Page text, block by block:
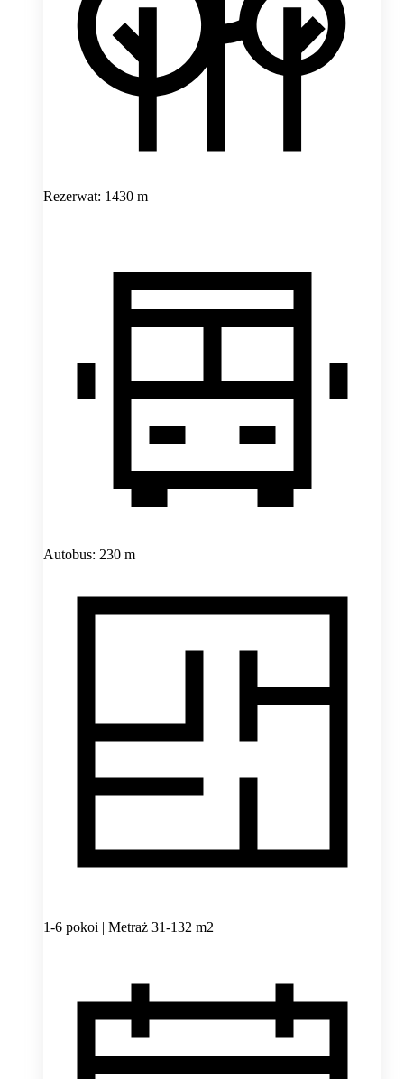
Rezerwat: 1430 m
Autobus: 230 m
1-6 pokoi | Metraż 31-132 m2